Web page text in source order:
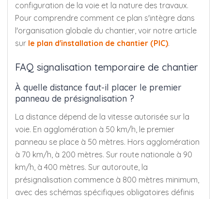
configuration de la voie et la nature des travaux.
Pour comprendre comment ce plan s'intègre dans
l'organisation globale du chantier, voir notre article
sur le plan d'installation de chantier (PIC).
FAQ signalisation temporaire de chantier
À quelle distance faut-il placer le premier
panneau de présignalisation ?
La distance dépend de la vitesse autorisée sur la
voie. En agglomération à 50 km/h, le premier
panneau se place à 50 mètres. Hors agglomération
à 70 km/h, à 200 mètres. Sur route nationale à 90
km/h, à 400 mètres. Sur autoroute, la
présignalisation commence à 800 mètres minimum,
avec des schémas spécifiques obligatoires définis